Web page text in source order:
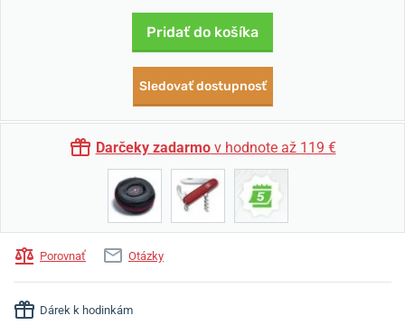
Pridať do košíka
Sledovať dostupnosť
Darčeky zadarmov hodnote až 119 €
Porovnať Otázky
Dárek k hodinkám